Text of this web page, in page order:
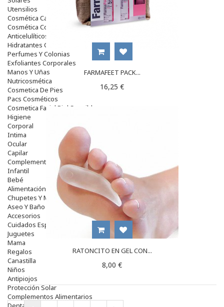
Utensilios
Cosmética Capilar
Cosmética Corporal
Anticelulíticos
Hidratantes Corporales
Perfumes Y Colonias
Exfoliantes Corporales
Manos Y Uñas
Nutricosmética
Cosmetica De Pies
Pacs Cosméticos
Cosmetica Facial Piel Sensible
Higiene
Corporal
Intima
Ocular
Capilar
Complementos
Infantil
Bebé
Alimentación Y Complementos
Chupetes Y Mordedores
Aseo Y Baño
Accesorios
Cuidados Especiales
Juguetes
Mama
Regalos
Canastilla
Niños
Antipiojos
Protección Solar
Complementos Alimentarios
FARMAFEET PACK...
16,25 €
RATONCITO EN GEL CON...
8,00 €